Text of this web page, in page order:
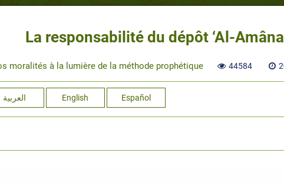
La responsabilité du dépôt ‘Al-
moralités à la lumière de la méthode prophétique 44584
العربية English Español